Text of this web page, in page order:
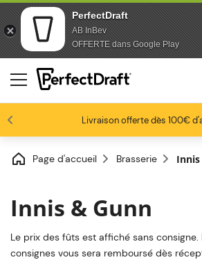
PerfectDraft
AB InBev
OFFERTE dans Google Play
Aller au
Sauter au
Livraison offerte dès 100€
Profitez de -10% dès 3 fûts
Les amateurs de bière nous adorent
Page d'accueil Brasserie
Innis & Gunn
Le prix des fûts est affiché sans
consignes vous sera remboursé dès